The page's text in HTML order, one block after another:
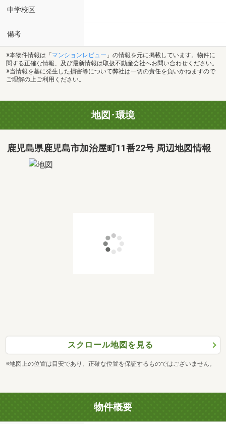
中学校区
備考
※本物件情報は「 マンションレビュー 」の情報を元に掲載しています。物件に
関する正確な情報、及び最新情報は取扱不動産会社へお問い合わせください。
※当情報を基に発生した損害等について弊社は一切の責任を負いかねますので
ご理解の上ご利用ください。
地図･環境
鹿児島県鹿児島市加治屋町11番22号 周辺地図情報
スクロール地図を見る
※地図上の位置は目安であり、正確な位置を保証するものではございません。
物件概要